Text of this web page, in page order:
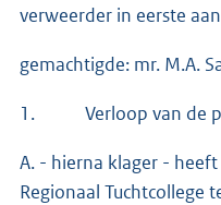
verweerder in eerste
gemachtigde: mr. M.A.
1. Verloop van de
A. - hierna klager -
Regionaal Tuchtcollege